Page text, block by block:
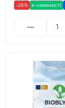
-25% в наявності